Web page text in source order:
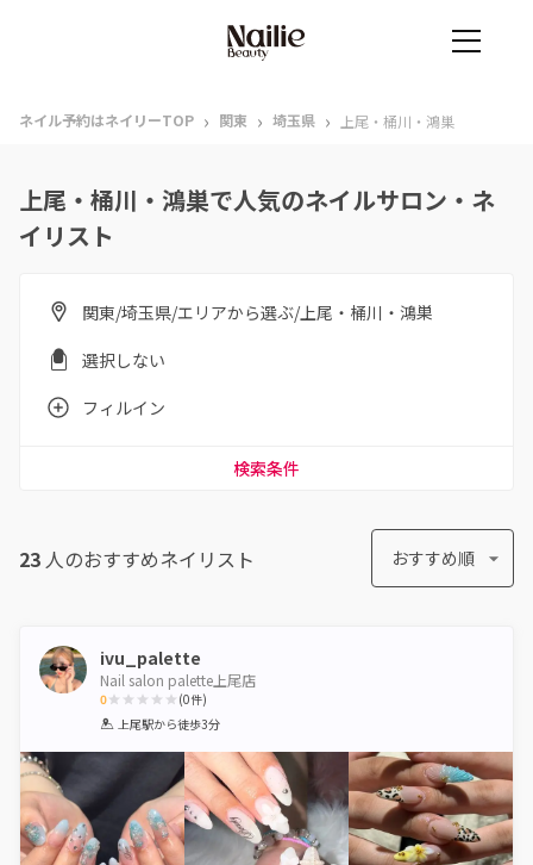
ネイル予約はネイリーTOP › 関東 › 埼玉県 › 上尾・桶川・鴻巣
上尾・桶川・鴻巣で人気のネイルサロン・ネ
イリスト
関東/埼玉県/エリアから選ぶ/上尾・桶川・鴻巣
選択しない
フィルイン
検索条件
23 人のおすすめネイリスト おすすめ順
ivu_palette
Nail salon palette上尾店
0
1 2 3 4 5
(0件)
上尾駅から徒歩3分